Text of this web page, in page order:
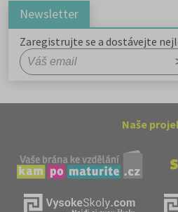
Newsletter
Zaregistrujte se a dostávejte
Naše